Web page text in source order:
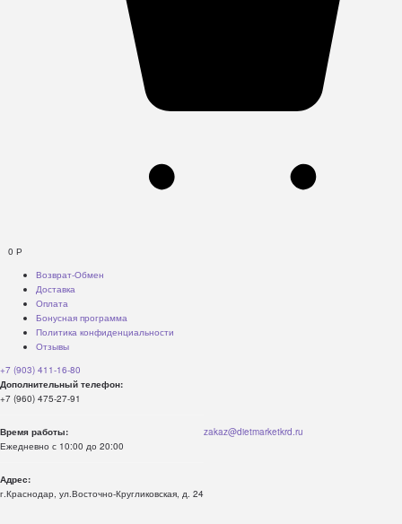
0 Р
Возврат-Обмен
Доставка
Оплата
Бонусная программа
Политика конфиденциальности
Отзывы
+7 (903) 411-16-80
Дополнительный телефон:
+7 (960) 475-27-91
Время работы:
Ежедневно с 10:00 до 20:00
Адрес:
г.Краснодар, ул.Восточно-Кругликовская, д. 24
zakaz@dietmarketkrd.ru